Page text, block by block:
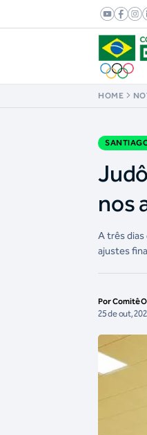
HOME
nos
A três dias
ajustes
Por Comitê
25 de out,